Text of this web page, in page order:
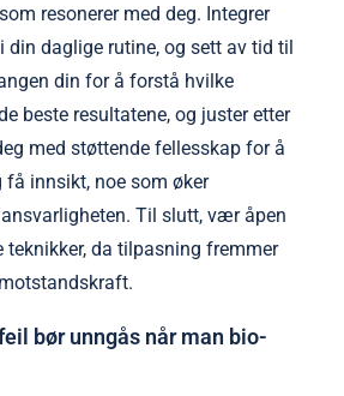
resonerer med deg. Integrer
din daglige rutine, og sett av tid til
din for å forstå hvilke
beste resultatene, og juster etter
med støttende fellesskap for å
få innsikt, noe som øker
Til slutt, vær åpen
teknikker, da tilpasning fremmer
bør unngås når man bio-